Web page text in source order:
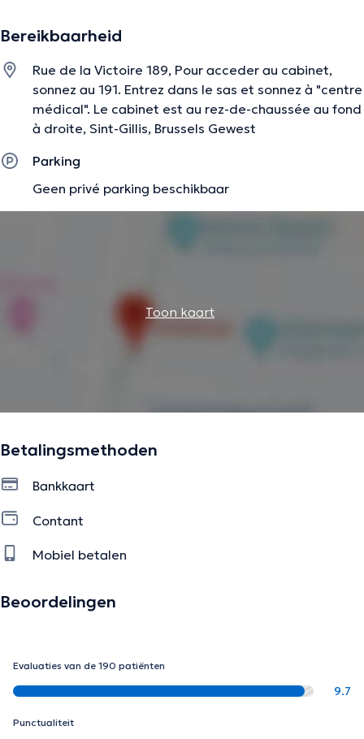
De beschrijving werd aangepast door het Doctoranytime team, gebaseerd
op geverifieerde informatie.
Bereikbaarheid
Rue de la Victoire 189, Pour acceder au cabinet,
sonnez au 191. Entrez dans le sas et sonnez à "centre
médical". Le cabinet est au rez-de-chaussée au fond
à droite, Sint-Gillis, Brussels Gewest
Parking
Geen privé parking beschikbaar
Toon kaart
Betalingsmethoden
Bankkaart
Contant
Mobiel betalen
Beoordelingen
Evaluaties van de 190 patiënten
9.7
Punctualiteit